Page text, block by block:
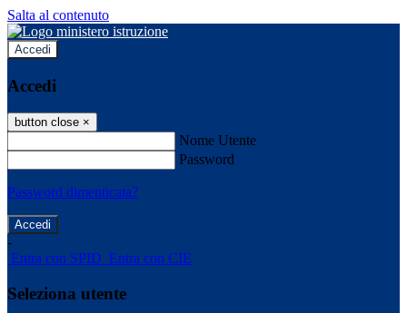
Salta al contenuto
Accedi
Accedi
button close ×
Nome Utente
Password
Password dimenticata?
-
Entra con SPID Entra con CIE
Seleziona utente